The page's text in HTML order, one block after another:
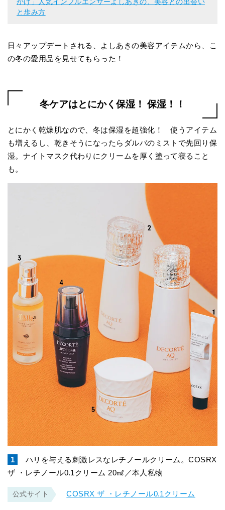
と歩み方
日々アップデートされる、よしあきの美容アイテムから、こ
の冬の愛用品を見せてもらった！
冬ケアはとにかく保湿！ 保湿！！
とにかく乾燥肌なので、冬は保湿を超強化！ 使うアイテム
も増えるし、乾きそうになったらダルバのミストで先回り保
湿。ナイトマスク代わりにクリームを厚く塗って寝ること
も。
1
ハリを与える刺激レスなレチノールクリーム。COSRX
ザ ・レチノール0.1クリーム 20㎖／本人私物
公式サイト COSRX ザ ・レチノール0.1クリーム